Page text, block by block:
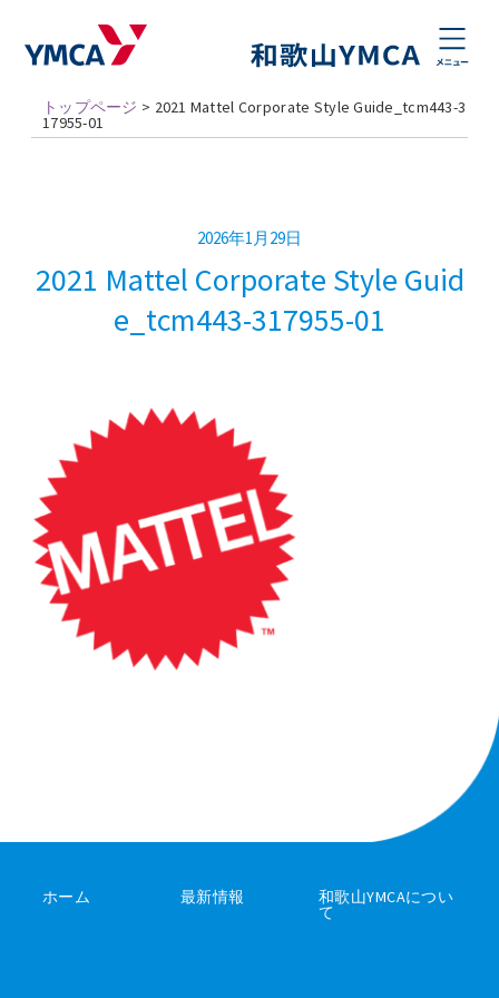
トップページ > 2021 Mattel Corporate Style Guide_tcm443-3
17955-01
2026年1月29日
2021 Mattel Corporate Style Guid
e_tcm443-317955-01
ホーム 最新情報 和歌山YMCAについ
て